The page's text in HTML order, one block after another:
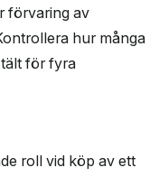
förvaring av
hur många
för fyra
roll vid köp av ett